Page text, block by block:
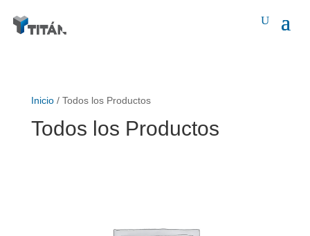
Inicio/ Todos los Productos
Todos los Productos